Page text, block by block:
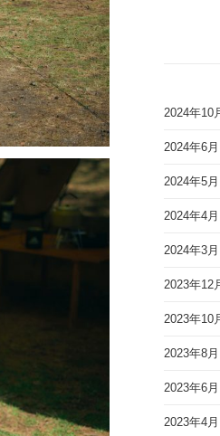
2024年10
2024年6月
2024年5月
2024年4月
2024年3月
2023年12
2023年10
2023年8月
2023年6月
2023年4月